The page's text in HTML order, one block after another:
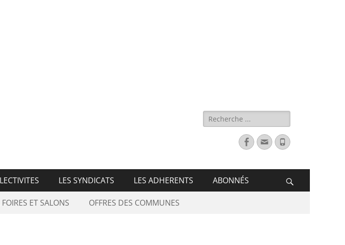
LES SYNDICATS LES ADHERENTS ABONNÉS
ET SALONS OFFRES DES COMMUNES